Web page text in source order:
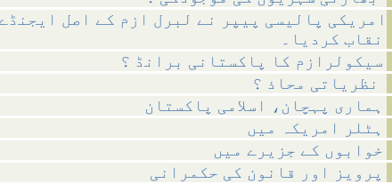
امریکی پالیسی پیپر نے لبرل ازم کے اصل
نقاب کردیا۔
سیکولرازم کا پاکستانی برانڈ ؟
ہماری پہچان، اسلامی پاکستان
ہٹلر امریکہ میں
خوابوں کے جزیرے میں
پرویز اور قانون کی حکمرانی